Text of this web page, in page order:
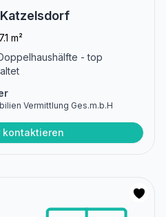
Katzelsdorf
m²
- top
Vermittlung Ges.m.b.H
kontaktieren